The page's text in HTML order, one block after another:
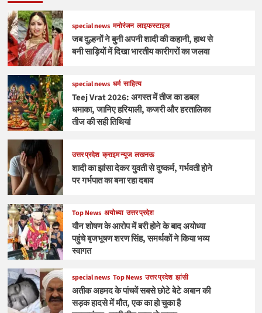
special news मनोरंजन लाइफस्टाइल
जब दुल्हनों ने बुनी अपनी शादी की कहानी, हाथ से
बनी साड़ियों में दिखा भारतीय कारीगरों का जलवा
special news धर्म साहित्य
Teej Vrat 2026: अगस्त में तीज का डबल
धमाका, जानिए हरियाली, कजरी और हरतालिका
तीज की सही तिथियां
उत्तर प्रदेश क्राइम न्यूज लखनऊ
शादी का झांसा देकर युवती से दुष्कर्म, गर्भवती होने
पर गर्भपात का बना रहा दबाव
Top News अयोध्या उत्तर प्रदेश
यौन शोषण के आरोप में बरी होने के बाद अयोध्या
पहुंचे बृजभूषण शरण सिंह, समर्थकों ने किया भव्य
स्वागत
special news Top News उत्तर प्रदेश झांसी
अतीक अहमद के पांचवें सबसे छोटे बेटे अबान की
सड़क हादसे में मौत, एक का हो चुका है